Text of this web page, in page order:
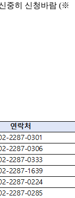
중히 신청바람 (※